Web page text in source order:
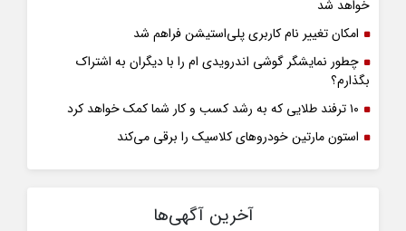
خواهد شد
امکان تغییر نام کاربری پلی‌استیشن فراهم شد
چطور نمایشگر گوشی اندرویدی ام را با دیگران به اشتراک
بگذارم؟
۱۰ ترفند طلایی که به رشد کسب و کار شما کمک خواهد کرد
استون مارتین خودروهای کلاسیک را برقی می‌کند
آخرین آگهی‌ها